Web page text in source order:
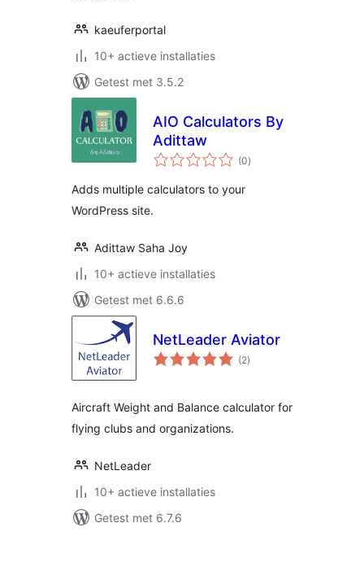
kaeuferportal
10+ actieve installaties
Getest met 3.5.2
AIO Calculators By
Adittaw
(0totaal
waarderingen
)
Adds multiple calculators to your
WordPress site.
Adittaw Saha Joy
10+ actieve installaties
Getest met 6.6.6
NetLeader Aviator
(2totaal
waarderingen
)
Aircraft Weight and Balance calculator for
flying clubs and organizations.
NetLeader
10+ actieve installaties
Getest met 6.7.6